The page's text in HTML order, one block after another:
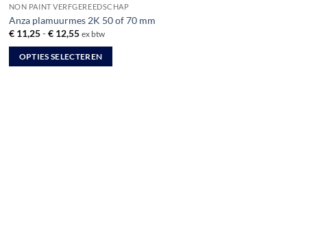
NON PAINT VERFGEREEDSCHAP
Anza plamuurmes 2K 50 of 70 mm
€11,25-€12,55Prijsklasse:
tot
€ 12,55
ex btw
OPTIES SELECTEREN